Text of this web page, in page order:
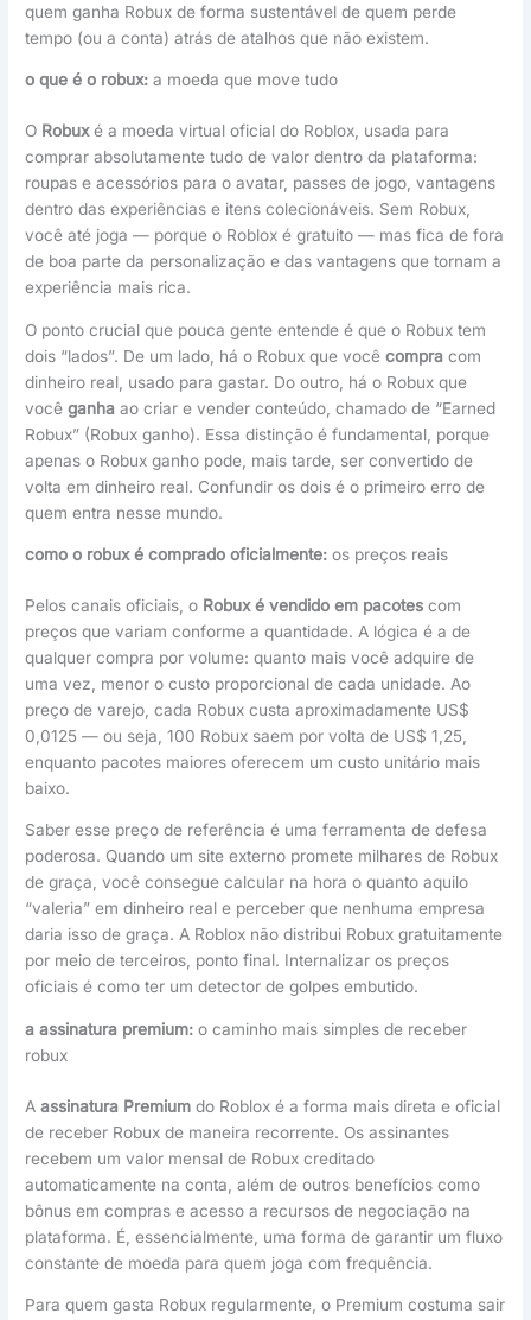
quem ganha Robux de forma sustentável de quem perde
tempo (ou a conta) atrás de atalhos que não existem.
o que é o robux: a moeda que move tudo
O Robuxé a moeda virtual oficial do Roblox, usada para
comprar absolutamente tudo de valor dentro da plataforma:
roupas e acessórios para o avatar, passes de jogo, vantagens
dentro das experiências e itens colecionáveis. Sem Robux,
você até joga — porque o Roblox é gratuito — mas fica de fora
de boa parte da personalização e das vantagens que tornam a
experiência mais rica.
O ponto crucial que pouca gente entende é que o Robux tem
dois “lados”. De um lado, há o Robux que vocêcompra com
dinheiro real, usado para gastar. Do outro, há o Robux que
vocêganha ao criar e vender conteúdo, chamado de “Earned
Robux” (Robux ganho). Essa distinção é fundamental, porque
apenas o Robux ganho pode, mais tarde, ser convertido de
volta em dinheiro real. Confundir os dois é o primeiro erro de
quem entra nesse mundo.
como o robux é comprado oficialmente: os preços reais
Pelos canais oficiais, o Robux é vendido em pacotes com
preços que variam conforme a quantidade. A lógica é a de
qualquer compra por volume: quanto mais você adquire de
uma vez, menor o custo proporcional de cada unidade. Ao
preço de varejo, cada Robux custa aproximadamente US$
0,0125 — ou seja, 100 Robux saem por volta de US$ 1,25,
enquanto pacotes maiores oferecem um custo unitário mais
baixo.
Saber esse preço de referência é uma ferramenta de defesa
poderosa. Quando um site externo promete milhares de Robux
de graça, você consegue calcular na hora o quanto aquilo
“valeria” em dinheiro real e perceber que nenhuma empresa
daria isso de graça. A Roblox não distribui Robux gratuitamente
por meio de terceiros, ponto final. Internalizar os preços
oficiais é como ter um detector de golpes embutido.
a assinatura premium: o caminho mais simples de receber
robux
Aassinatura Premium do Roblox é a forma mais direta e oficial
de receber Robux de maneira recorrente. Os assinantes
recebem um valor mensal de Robux creditado
automaticamente na conta, além de outros benefícios como
bônus em compras e acesso a recursos de negociação na
plataforma. É, essencialmente, uma forma de garantir um fluxo
constante de moeda para quem joga com frequência.
Para quem gasta Robux regularmente, o Premium costuma sair